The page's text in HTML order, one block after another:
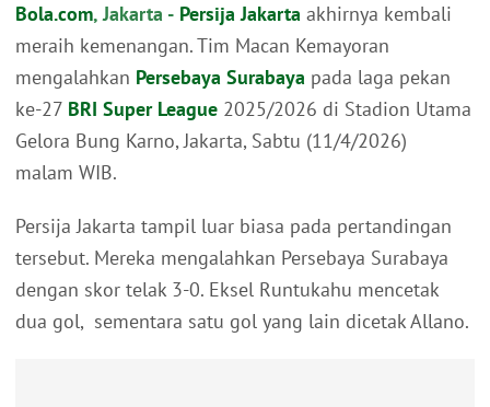
Bola.com, Jakarta - Persija Jakarta akhirnya kembali
meraih kemenangan. Tim Macan Kemayoran
mengalahkan Persebaya Surabaya pada laga pekan
ke-27 BRI Super League 2025/2026 di Stadion Utama
Gelora Bung Karno, Jakarta, Sabtu (11/4/2026)
malam WIB.
Persija Jakarta tampil luar biasa pada pertandingan
tersebut. Mereka mengalahkan Persebaya Surabaya
dengan skor telak 3-0. Eksel Runtukahu mencetak
dua gol, sementara satu gol yang lain dicetak Allano.